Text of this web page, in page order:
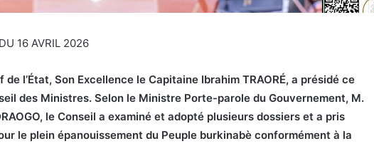
16 AVRIL 2026
de l’État, Son Excellence le Capitaine Ibrahim TRAORÉ, a présidé ce
des Ministres. Selon le Ministre Porte-parole du Gouvernement, M.
le Conseil a examiné et adopté plusieurs dossiers et a pris
le plein épanouissement du Peuple burkinabè conformément à la